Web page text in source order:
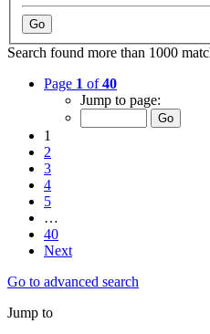
Search found more than 1000
Page 1 of40
Jump to page:
1
2
3
4
5
…
40
Next
Go to advanced search
Jump to